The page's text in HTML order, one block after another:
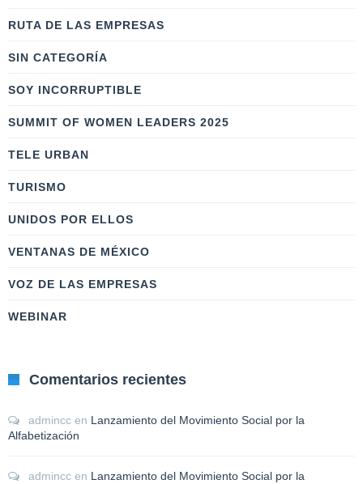
RUTA DE LAS EMPRESAS
SIN CATEGORÍA
SOY INCORRUPTIBLE
SUMMIT OF WOMEN LEADERS 2025
TELE URBAN
TURISMO
UNIDOS POR ELLOS
VENTANAS DE MÉXICO
VOZ DE LAS EMPRESAS
WEBINAR
Comentarios recientes
admincc en Lanzamiento del Movimiento Social por la
Alfabetización
admincc en Lanzamiento del Movimiento Social por la